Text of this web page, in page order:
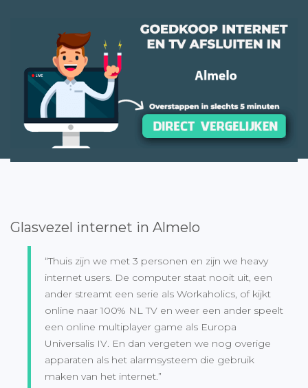
Glasvezel internet in Almelo
“Thuis zijn we met 3 personen en zijn we heavy
internet users. De computer staat nooit uit, een
ander streamt een serie als Workaholics, of kijkt
online naar 100% NL TV en weer een ander speelt
een online multiplayer game als Europa
Universalis IV. En dan vergeten we nog overige
apparaten als het alarmsysteem die gebruik
maken van het internet.”